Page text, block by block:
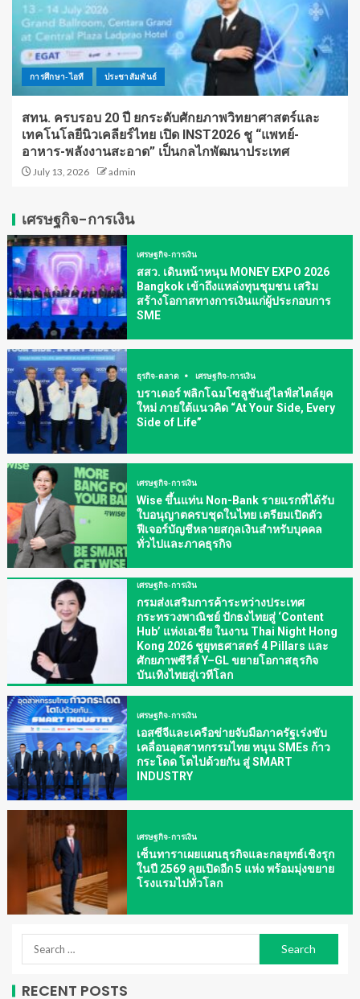
การศึกษา-ไอที ประชาสัมพันธ์
สทน. ครบรอบ 20 ปี ยกระดับศักยภาพวิทยาศาสตร์และ
เทคโนโลยีนิวเคลียร์ไทย เปิด INST2026 ชู “แพทย์-
อาหาร-พลังงานสะอาด” เป็นกลไกพัฒนาประเทศ
July 13, 2026 admin
เศรษฐกิจ-การเงิน
เศรษฐกิจ-การเงิน
สสว. เดินหน้าหนุน MONEY EXPO 2026
Bangkok เข้าถึงแหล่งทุนชุมชน เสริม
สร้างโอกาสทางการเงินแก่ผู้ประกอบการ
SME
ธุรกิจ-ตลาด เศรษฐกิจ-การเงิน
บราเดอร์ พลิกโฉมโซลูชันสู่ไลฟ์สไตล์ยุค
ใหม่ ภายใต้แนวคิด “At Your Side, Every
Side of Life”
เศรษฐกิจ-การเงิน
Wise ขึ้นแท่น Non-Bank รายแรกที่ได้รับ
ใบอนุญาตครบชุดในไทย เตรียมเปิดตัว
ฟีเจอร์บัญชีหลายสกุลเงินสำหรับบุคคล
ทั่วไปและภาคธุรกิจ
เศรษฐกิจ-การเงิน
กรมส่งเสริมการค้าระหว่างประเทศ
กระทรวงพาณิชย์ ปักธงไทยสู่ ‘Content
Hub’ แห่งเอเชีย ในงาน Thai Night Hong
Kong 2026 ชูยุทธศาสตร์ 4 Pillars และ
ศักยภาพซีรีส์ Y–GL ขยายโอกาสธุรกิจ
บันเทิงไทยสู่เวทีโลก
เศรษฐกิจ-การเงิน
เอสซีจีและเครือข่ายจับมือภาครัฐเร่งขับ
เคลื่อนอุตสาหกรรมไทย หนุน SMEs ก้าว
กระโดด โตไปด้วยกัน สู่ SMART
INDUSTRY
เศรษฐกิจ-การเงิน
เซ็นทาราเผยแผนธุรกิจและกลยุทธ์เชิงรุก
ในปี 2569 ลุยเปิดอีก 5 แห่ง พร้อมมุ่งขยาย
โรงแรมไปทั่วโลก
RECENT POSTS